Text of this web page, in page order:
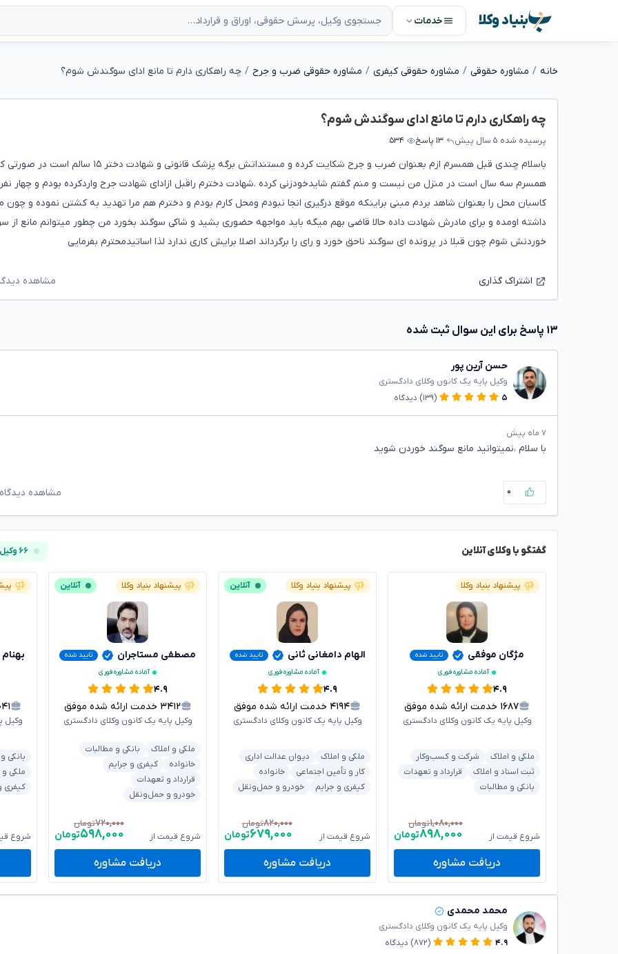
بنیاد وکلا خدمات
خانه مشاوره حقوقی مشاوره حقوقی کیفری مشاوره حقوقی ضرب و جرح چه راهکاری دارم تا مانع ادای سوگندش شوم؟
چه راهکاری دارم تا مانع ادای سوگندش شوم؟
پرسیده شده ۵ سال پیش ۱۳ پاسخ ۵۳۴
باسلام چندی قبل همسرم ازم بعنوان ضرب و جرح شکایت کرده و مستنداتش برگه پزشک قانونی و شهادت دختر ۱۵ سالم است
همسرم سه سال است در منزل من نیست و منم گفتم شایدخودزنی کرده .شهادت دخترم راقبل ازادای شهادت جرح واردکرده بودم و چهار نفر
کاسبان محل را بعنوان شاهد بردم مبنی براینکه موقع درگیری انجا نبودم ومحل کارم بودم و دخترم هم مرا تهدید به کشتن نموده و
داشته اومده و برای مادرش شهادت داده حالا قاضی بهم میگه باید مواجهه حضوری بشید و شاکی سوگند بخورد من چطور میتوانم مانع از
خوردنش شوم چون قبلا در پرونده ای سوگند ناحق خورد و رای را برگرداند اصلا برایش کاری ندارد لذا اساتیدمحترم بفرمایی
اشتراک گذاری مشاهده
۱۳ پاسخ برای این سوال ثبت شده
حسن آرین پور
وکیل پایه یک کانون وکلای دادگستری
۵
(۱۳۹) دیدگاه
۷ ماه پیش
با سلام ،نمیتوانید مانع سوگند خوردن شوید
۰ مشاهده
گفتگو با وکلای آنلاین ۶۶ وکیل آنلاین
پیشنهاد بنیاد وکلا
مژگان موفقی
تایید شده
آماده مشاوره فوری
۴.۹
۱۶۸۷ خدمت ارائه شده موفق
وکیل پایه یک کانون وکلای دادگستری
ملکی و املاک
شرکت و کسب‌وکار
ثبت اسناد و املاک
قرارداد و تعهدات
بانکی و مطالبات
شروع قیمت از
۱,۰۸۰,۰۰۰تومان
۸۹۸,۰۰۰تومان
دریافت مشاوره
پیشنهاد بنیاد وکلا آنلاین
الهام دامغانی ثانی
تایید شده
آماده مشاوره فوری
۴.۹
۴۱۹۴ خدمت ارائه شده موفق
وکیل پایه یک کانون وکلای دادگستری
ملکی و املاک
دیوان عدالت اداری
کار و تأمین اجتماعی
خانواده
کیفری و جرایم
خودرو و حمل‌ونقل
شروع قیمت از
۸۲۰,۰۰۰تومان
۶۷۹,۰۰۰تومان
دریافت مشاوره
پیشنهاد بنیاد وکلا آنلاین
مصطفی مستاجران
تایید شده
آماده مشاوره فوری
۴.۹
۳۴۱۲ خدمت ارائه شده موفق
وکیل پایه یک کانون وکلای دادگستری
ملکی و املاک
بانکی و مطالبات
خانواده
کیفری و جرایم
قرارداد و تعهدات
خودرو و حمل‌ونقل
شروع قیمت از
۷۲۰,۰۰۰تومان
۵۹۸,۰۰۰تومان
دریافت مشاوره
بهنام
وکیل
بانکی
ملکی و
کیفری
شروع
محمد محمدی
وکیل پایه یک کانون وکلای دادگستری
۴.۹
(۸۷۲) دیدگاه